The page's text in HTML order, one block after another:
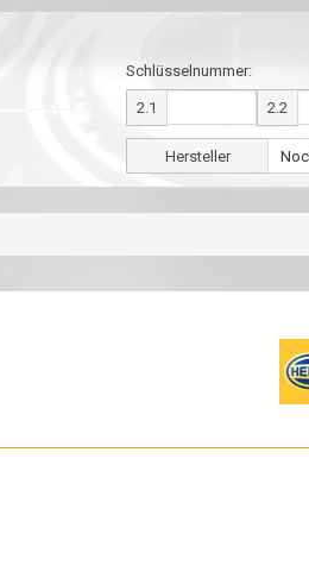
Schlüsselnummer:
2.1 2.2
Hersteller